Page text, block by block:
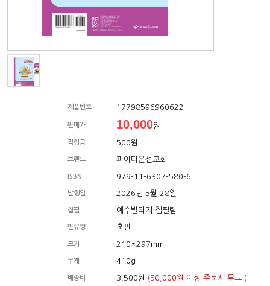
제품번호 17798596960622
판매가 10,000원
적립금 500원
브랜드 파이디온선교회
ISBN 979-11-6307-580-6
발행일 2026년 5월 28일
집필 예수빌리지 집필팀
판유형 초판
크기 210*297mm
무게 410g
배송비 3,500원 (50,000원 이상 주문시 무료 )